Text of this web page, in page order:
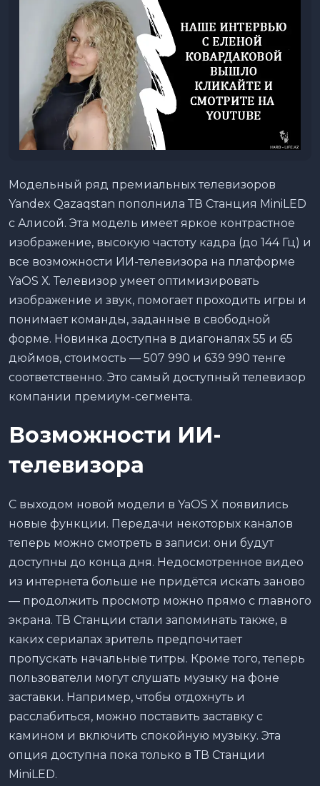
Модельный ряд премиальных телевизоров
Yandex Qazaqstan пополнила ТВ Станция MiniLED
с Алисой. Эта модель имеет яркое контрастное
изображение, высокую частоту кадра (до 144 Гц) и
все возможности ИИ-телевизора на платформе
YaOS Х. Телевизор умеет оптимизировать
изображение и звук, помогает проходить игры и
понимает команды, заданные в свободной
форме. Новинка доступна в диагоналях 55 и 65
дюймов, стоимость — 507 990 и 639 990 тенге
соответственно. Это самый доступный телевизор
компании премиум-сегмента.
Возможности ИИ-
телевизора
С выходом новой модели в YaOS X появились
новые функции. Передачи некоторых каналов
теперь можно смотреть в записи: они будут
доступны до конца дня. Недосмотренное видео
из интернета больше не придётся искать заново
— продолжить просмотр можно прямо с главного
экрана. ТВ Станции стали запоминать также, в
каких сериалах зритель предпочитает
пропускать начальные титры. Кроме того, теперь
пользователи могут слушать музыку на фоне
заставки. Например, чтобы отдохнуть и
расслабиться, можно поставить заставку с
камином и включить спокойную музыку. Эта
опция доступна пока только в ТВ Станции
MiniLED.